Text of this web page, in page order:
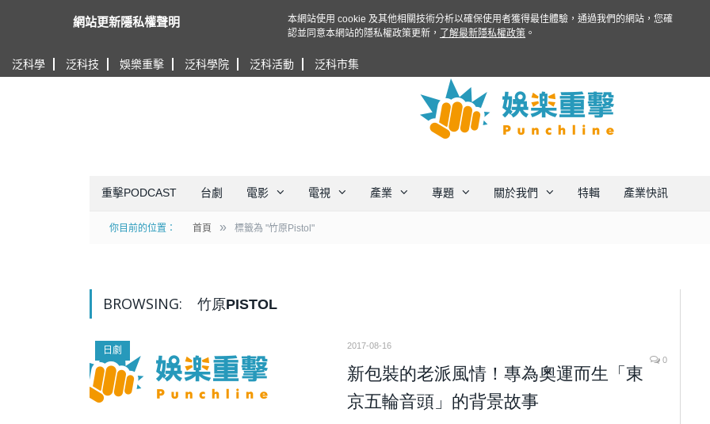
泛科學 泛科技 娛樂重擊 泛科學院 泛科活動 泛科市集
重擊PODCAST 台劇 電影 電視 產業 專題 關於我們 特輯 產業快訊
你目前的位置： 首頁 » 標籤為 "竹原Pistol"
BROWSING: 竹原PISTOL
日劇
2017-08-16
0
新包裝的老派風情！專為奧運而生「東
京五輪音頭」的背景故事
網站更新隱私權聲明
本網站使用 cookie 及其他相關技術分析以確保使用者獲得最佳體驗，通過我們的網站，您確
認並同意本網站的隱私權政策更新，
了解最新隱私權政策 。